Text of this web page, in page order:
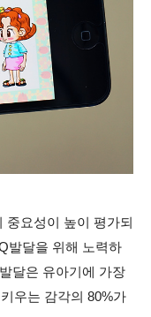
중요성이 높이 평가되
발달을 위해 노력하
달은 유아기에 가장
우는 감각의 80%가